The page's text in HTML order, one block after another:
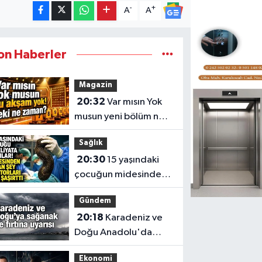
A- A+
Haberler
Magazin
20:32 Var mısın Yok
musun yeni bölüm ne
zaman?
Sağlık
20:3015 yaşındaki
çocuğun midesinden
çıkanlar hayret ettirdi
Gündem
20:18
Doğu Anadolu'da
sağanak ve fırtına
Ekonomi